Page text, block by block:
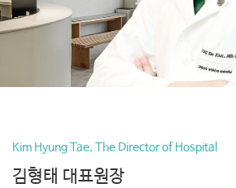
Kim Hyung Tae, The Director of Hospital
김형태 대표원장